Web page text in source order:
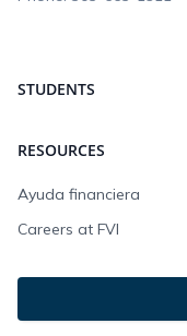
STUDENTS
RESOURCES
Ayuda financiera
Careers at FVI